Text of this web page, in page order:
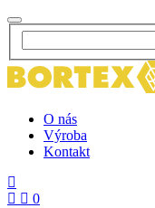
O nás
Výroba
Kontakt
0